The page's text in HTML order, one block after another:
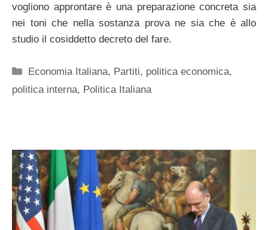
vogliono approntare è una preparazione concreta sia
nei toni che nella sostanza prova ne sia che è allo
studio il cosiddetto decreto del fare.
Categorie
Economia Italiana, Partiti, politica economica,
politica interna, Politica Italiana